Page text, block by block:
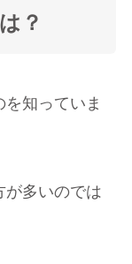
？
知っていま
が多いのでは